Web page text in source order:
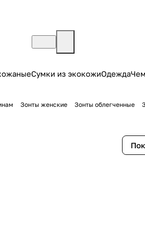
Сумки из экокожиОдежда
Зонты женские Зонты облегченные